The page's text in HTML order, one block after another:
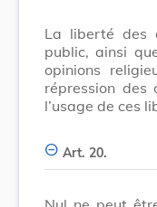
La liberté des
public, ainsi
opinions
répression des
l’usage de ces
Art. 20.